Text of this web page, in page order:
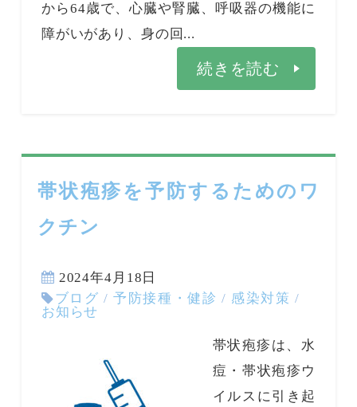
から64歳で、心臓や腎臓、呼吸器の機能に
障がいがあり、身の回...
続きを読む
帯状疱疹を予防するためのワ
クチン
2024年4月18日
ブログ / 予防接種・健診 / 感染対策 /
お知らせ
帯状疱疹は、水
痘・帯状疱疹ウ
イルスに引き起